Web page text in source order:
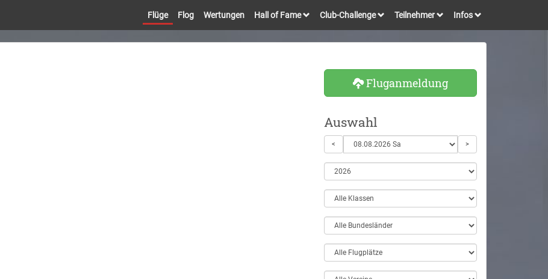
Flüge Flog Wertungen Hall of Fame Club-Challenge Teilnehmer Infos
Fluganmeldung
Auswahl
< >